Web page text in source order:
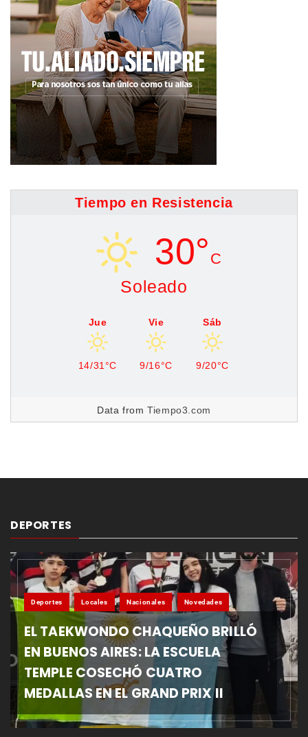
Tiempo en Resistencia
30° C
Soleado
Jue
14/31°C
Vie
9/16°C
Sáb
9/20°C
Data fromTiempo3.com
DEPORTES
Deportes Locales Nacionales Novedades
EL TAEKWONDO CHAQUEÑO BRILLÓ
EN BUENOS AIRES: LA ESCUELA
TEMPLE COSECHÓ CUATRO
MEDALLAS EN EL GRAND PRIX II